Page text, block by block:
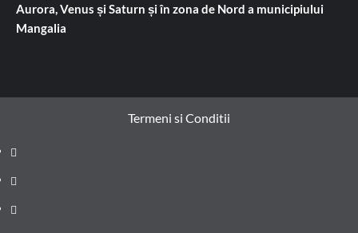
Aurora, Venus și Saturn și în zona de Nord a municipiului
Mangalia
Termeni si Conditii
Prima
pagină
Știri
de
Administrație